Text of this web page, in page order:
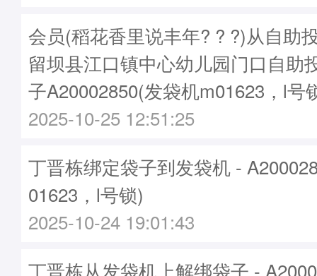
会员(稻花香里说丰年? ? ?)从自助
留坝县江口镇中心幼儿园门口自助
子A20002850(发袋机m01623，l号
2025-10-25 12:51:25
丁晋栋绑定袋子到发袋机 -
01623，l号锁)
2025-10-24 19:01:43
丁晋栋从发袋机上解绑袋子 -